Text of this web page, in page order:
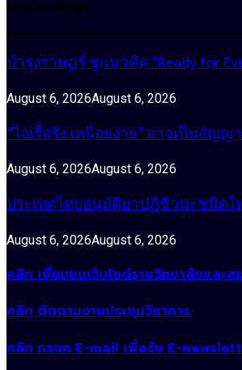
บทความล่าสุด
บำรุงราษฎร์ ชูแนวคิด “Ready for
August 6, 2026August 6, 2026
“ไอเรื้อรัง เหนื่อยง่าย” อาจเป็น
August 6, 2026August 6, 2026
ประเทศไทยอนุมัติยาปฏิชีวนะชนิดใ
August 6, 2026August 6, 2026
คลิก เยี่ยมชมเว็บไซต์ราชวิทยาลัยและ
คลิก ติดตามงานประชุมวิชาการ
คลิก กรอก E-mail เพื่อรับ E-